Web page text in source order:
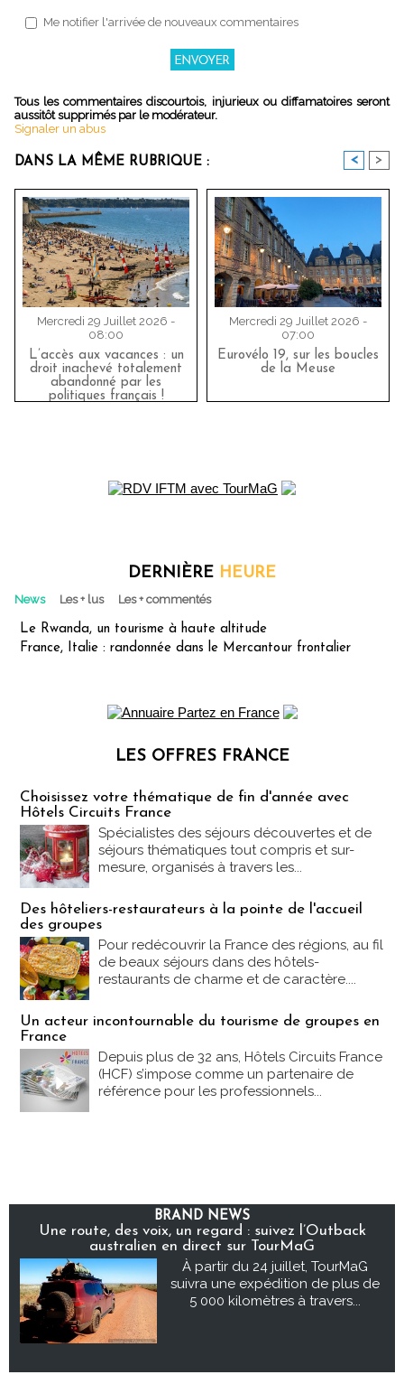
Me notifier l'arrivée de nouveaux commentaires
Tous les commentaires discourtois, injurieux ou diffamatoires seront
aussitôt supprimés par le modérateur.
Signaler un abus
DANS LA MÊME RUBRIQUE : < >
Mercredi 29 Juillet 2026 -
08:00
L’accès aux vacances : un
droit inachevé totalement
abandonné par les
politiques français !
Mercredi 29 Juillet 2026 -
07:00
Eurovélo 19, sur les boucles
de la Meuse
DERNIÈRE HEURE
News Les + lus Les + commentés
Le Rwanda, un tourisme à haute altitude
France, Italie : randonnée dans le Mercantour frontalier
LES OFFRES FRANCE
Choisissez votre thématique de fin d'année avec
Hôtels Circuits France
Spécialistes des séjours découvertes et de
séjours thématiques tout compris et sur-
mesure, organisés à travers les...
Des hôteliers-restaurateurs à la pointe de l'accueil
des groupes
Pour redécouvrir la France des régions, au fil
de beaux séjours dans des hôtels-
restaurants de charme et de caractère....
Un acteur incontournable du tourisme de groupes en
France
Depuis plus de 32 ans, Hôtels Circuits France
(HCF) s’impose comme un partenaire de
référence pour les professionnels...
BRAND NEWS
Une route, des voix, un regard : suivez l’Outback
australien en direct sur TourMaG
À partir du 24 juillet, TourMaG
suivra une expédition de plus de
5 000 kilomètres à travers...